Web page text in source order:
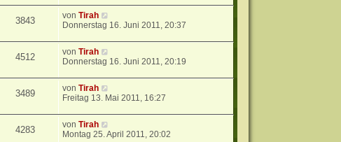
3843 vonTirah
Donnerstag 16. Juni 2011, 20:37
4512 vonTirah
Donnerstag 16. Juni 2011, 20:19
3489 vonTirah
Freitag 13. Mai 2011, 16:27
4283 vonTirah
Montag 25. April 2011, 20:02